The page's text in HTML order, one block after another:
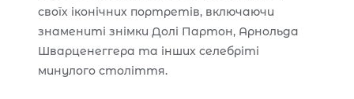
своїх іконічних портретів, включаючи
знамениті знімки Долі Партон, Арнольда
Шварценеггера та інших селебріті
минулого століття.